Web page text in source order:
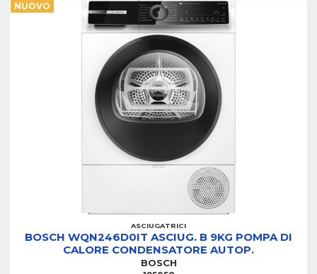
NUOVO
ASCIUGATRICI
BOSCH WQN246D0IT ASCIUG. B 9KG POMPA DI
CALORE CONDENSATORE AUTOP.
BOSCH